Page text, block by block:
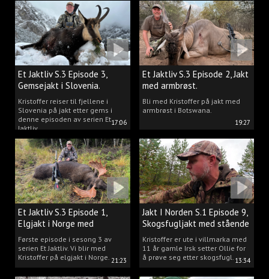
17:06
Et Jaktliv S.3 Episode 3,
Gemsejakt i Slovenia.
Kristoffer reiser til fjellene i
Slovenia på jakt etter gems i
denne episoden av serien Et
Jaktliv.
19:27
Et Jaktliv S.3 Episode 2, Jakt
med armbrøst.
Bli med Kristoffer på jakt med
armbrøst i Botswana.
21:23
Et Jaktliv S.3 Episode 1,
Elgjakt i Norge med
Kristoffer Clausen
Første episode i sesong 3 av
serien Et Jaktliv. Vi blir med
Kristoffer på elgjakt i Norge.
13:34
Jakt I Norden S.1 Episode 9,
Skogsfugljakt med stående
hund.
Kristoffer er ute i villmarka med
11 år gamle Irsk setter Ollie for
å prøve seg etter skogsfugl.